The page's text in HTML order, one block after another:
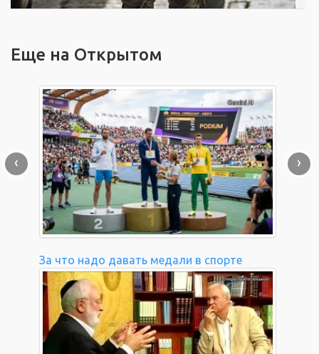
Еще на Открытом
За что надо давать медали в спорте
‹ ›